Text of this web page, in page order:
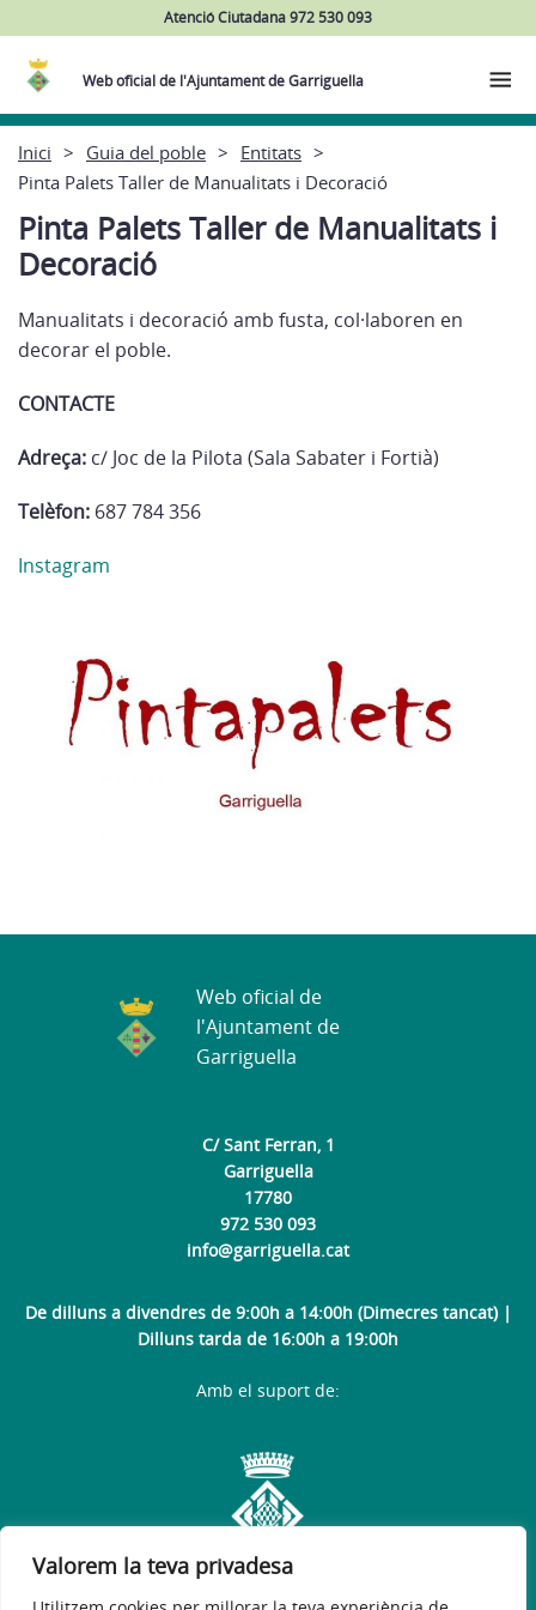
Valorem la teva privadesa
Atenció Ciutadana 972 530 093
Web oficial de l'Ajuntament de Garriguella
Inici Guia del poble
Entitats
Pinta Palets Taller de Manualitats i Decoració
Pinta Palets Taller de Manualitats i
Decoració
Manualitats i decoració amb fusta, col·laboren en
decorar el poble.
CONTACTE
Adreça: c/ Joc de la Pilota (Sala Sabater i Fortià)
Telèfon: 687 784 356
Instagram
C/ Sant Ferran, 1
Garriguella
17780
972 530 093
info@garriguella.cat
De dilluns a divendres de 9:00h a 14:00h (Dimecres tancat) |
Dilluns tarda de 16:00h a 19:00h
Web oficial de
l'Ajuntament de
Garriguella
Amb el suport de: